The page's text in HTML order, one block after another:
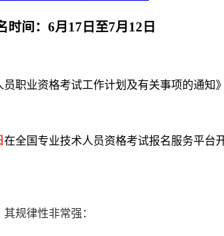
时间：6月17日至7月12日
职业资格考试工作计划及有关事项的通知
在全国专业技术人员资格考试报名服务平台
规律性非常强：